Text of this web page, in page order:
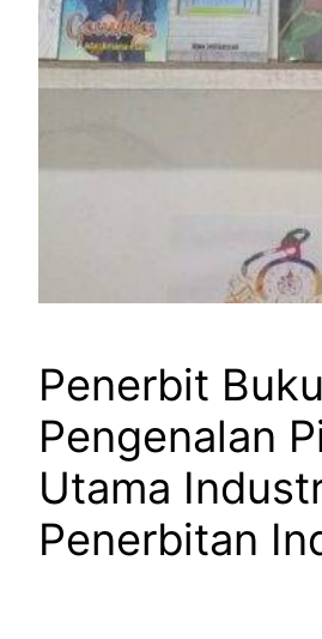
Penerbit
Pengenalan
Utama
Penerbitan